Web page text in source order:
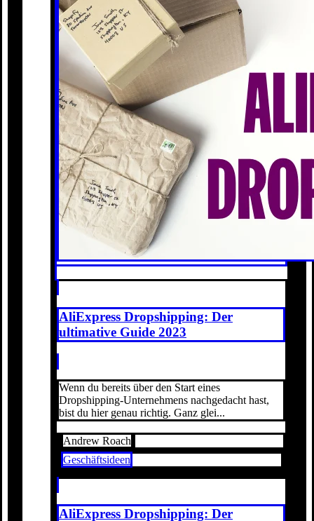
AliExpress Dropshipping: Der
ultimative Guide 2023
Wenn du bereits über den Start eines
Dropshipping-Unternehmens nachgedacht hast,
bist du hier genau richtig. Ganz glei...
Andrew Roach
Geschäftsideen
AliExpress Dropshipping: Der